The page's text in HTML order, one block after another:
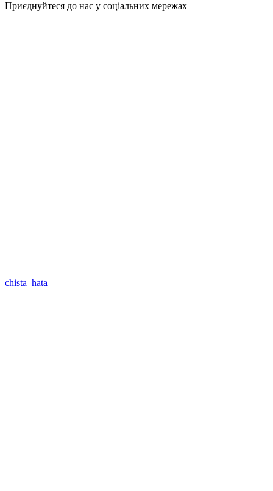
Приєднуйтеся до нас у соціальних мережах
chista_hata